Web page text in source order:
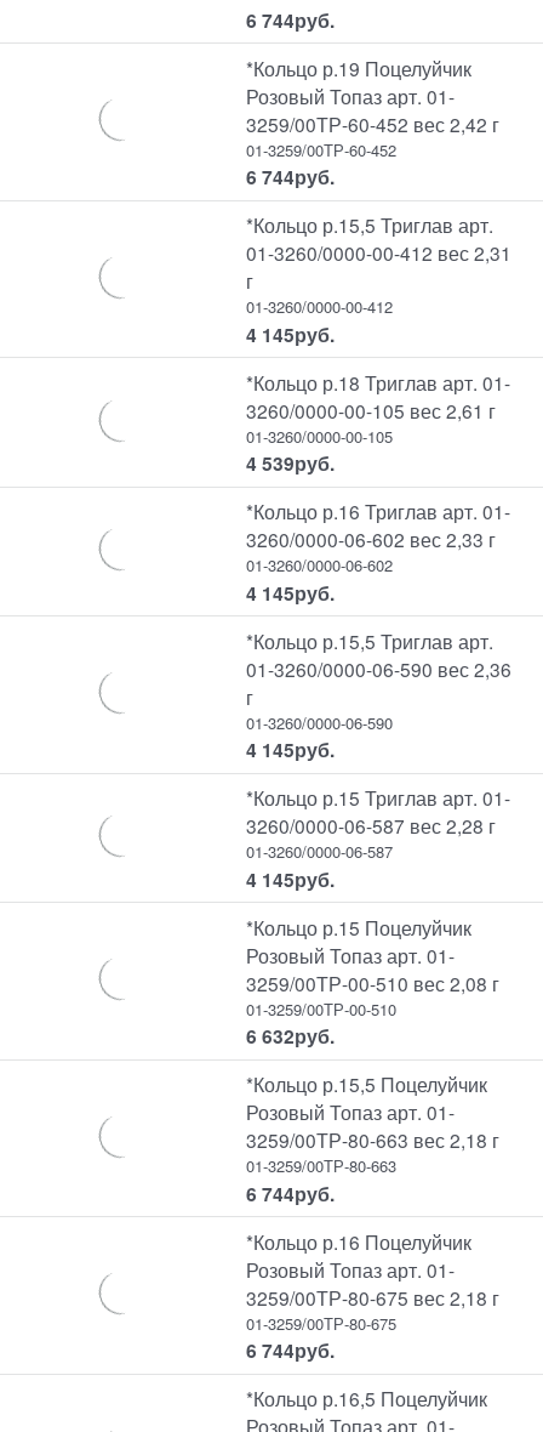
6 744руб.
*Кольцо р.19 Поцелуйчик
Розовый Топаз арт. 01-
3259/00ТР-60-452 вес 2,42 г
01-3259/00ТР-60-452
6 744руб.
*Кольцо р.15,5 Триглав арт.
01-3260/0000-00-412 вес 2,31
г
01-3260/0000-00-412
4 145руб.
*Кольцо р.18 Триглав арт. 01-
3260/0000-00-105 вес 2,61 г
01-3260/0000-00-105
4 539руб.
*Кольцо р.16 Триглав арт. 01-
3260/0000-06-602 вес 2,33 г
01-3260/0000-06-602
4 145руб.
*Кольцо р.15,5 Триглав арт.
01-3260/0000-06-590 вес 2,36
г
01-3260/0000-06-590
4 145руб.
*Кольцо р.15 Триглав арт. 01-
3260/0000-06-587 вес 2,28 г
01-3260/0000-06-587
4 145руб.
*Кольцо р.15 Поцелуйчик
Розовый Топаз арт. 01-
3259/00ТР-00-510 вес 2,08 г
01-3259/00ТР-00-510
6 632руб.
*Кольцо р.15,5 Поцелуйчик
Розовый Топаз арт. 01-
3259/00ТР-80-663 вес 2,18 г
01-3259/00ТР-80-663
6 744руб.
*Кольцо р.16 Поцелуйчик
Розовый Топаз арт. 01-
3259/00ТР-80-675 вес 2,18 г
01-3259/00ТР-80-675
6 744руб.
*Кольцо р.16,5 Поцелуйчик
Розовый Топаз арт. 01-